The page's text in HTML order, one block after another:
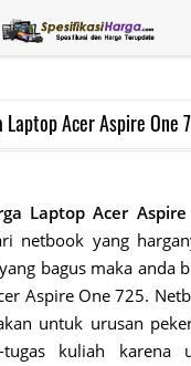
Acer Aspire One
Laptop Acer
netbook yang
bagus maka anda
Aspire One 725.
untuk urusan
tugas kuliah karena